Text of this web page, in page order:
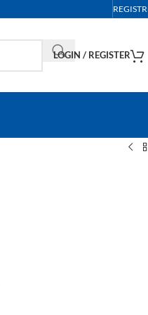
LOGIN / REGISTER